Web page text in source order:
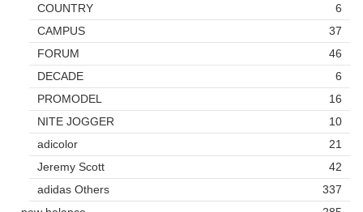
COUNTRY
6
CAMPUS
37
FORUM
46
DECADE
6
PROMODEL
16
NITE JOGGER
10
adicolor
21
Jeremy Scott
42
adidas Others
337